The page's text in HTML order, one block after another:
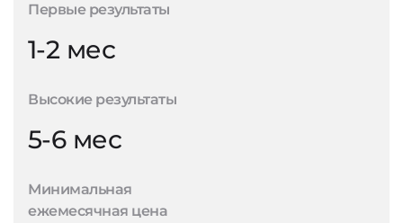
Первые результаты
1-2 мес
Высокие результаты
5-6 мес
Минимальная
ежемесячная цена